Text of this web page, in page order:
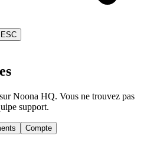
ESC
Noona HQ. Vous ne trouvez pas
support.
Compte